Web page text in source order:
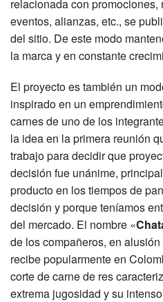
relacionada con
eventos, alianzas, etc., se
del sitio. De este modo
la marca y en constante
El proyecto es también un
inspirado en un
carnes de uno de los
la idea en la primera reunión
trabajo para decidir que
decisión fue unánime,
producto en los tiempos de
decisión y porque teníamos
del mercado. El nombre «
de los compañeros, en
recibe popularmente en
corte de carne de res
extrema jugosidad y su